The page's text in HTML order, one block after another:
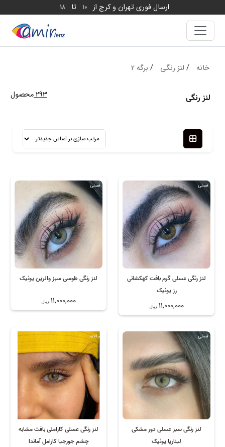
ارسال فوری تهران و کرج از 10 تا 18
خانه / لنز رنگی / برگه 2
لنز رنگی 293محصول
لنز رنگی عسلی گرم بافت کهکشانی
رز یونیک
11,000,000 ریال
فصلی
لنز رنگی طوسی سبز والرین یونیک
11,000,000 ریال
فصلی
لنز رنگی سبز عسلی دور مشکی
لیناریا یونیک
فصلی
لنز رنگی عسلی کاراملی بافت مشابه
چشم جورجیا کارامل آماندا
سالانه